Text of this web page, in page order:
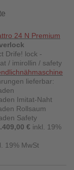
24 N Premium
Drife! lock -
/ imirollin / safety
lieferbar:
Imitat-Naht
Rollsaum
Safety
€ inkl. 19%
19% MwSt